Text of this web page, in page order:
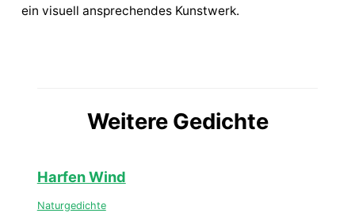
ein visuell ansprechendes Kunstwerk.
Weitere Gedichte
Harfen Wind
Naturgedichte